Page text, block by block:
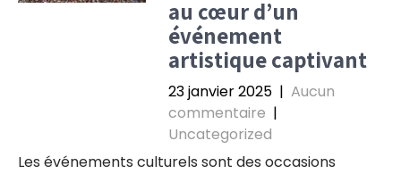
au cœur d’un
événement
artistique captivant
23 janvier 2025 | Aucun
commentaire |
Uncategorized
Les événements culturels sont des occasions